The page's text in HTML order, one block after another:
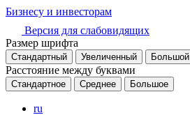
Бизнесу и инвесторам
Версия для слабовидящих
Размер шрифта
Стандартный Увеличенный Большой
Расстояние между буквами
Стандартное Среднее Большое
ru